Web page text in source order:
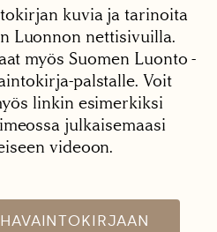
kuvia ja tarinoita
Luonnon nettisivuilla.
myös Suomen Luonto -
palstalle. Voit
linkin esimerkiksi
julkaisemaasi
videoon.